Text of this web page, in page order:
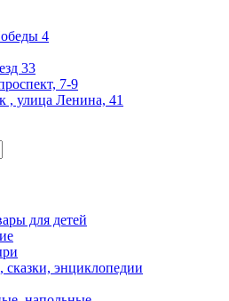
4
33
7-9
, улица Ленина, 41
для детей
сказки, энциклопедии